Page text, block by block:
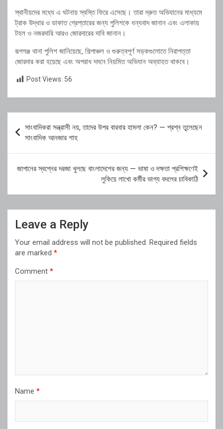
স্থানীয়দের মধ্যে এ ঘটনায় স্বস্তি ফিরে এসেছে। তারা দ্রুত অভিযানের মাধ্যমে
ট্রাক উদ্ধার ও ডাকাত গ্রেপ্তারের জন্য পুলিশকে ধন্যবাদ জানান এবং এলাকায়
টহল ও নজরদারি আরও জোরদারের দাবি জানান।
রূপগঞ্জ থানা পুলিশ জানিয়েছে, শিল্পাঞ্চল ও গুরুত্বপূর্ণ সড়কগুলোতে নিরাপত্তা
জোরদার করা হয়েছে এবং অপরাধ দমনে নিয়মিত অভিযান অব্যাহত থাকবে।
Post Views: 56
navigation
সাংবাদিকরা সন্ত্রাসী নয়, তাদের উপর বারবার হামলা কেন? — প্রশ্ন তুলেছেন
সাংবাদিক আনজার শাহ
জাপানের স্বপ্নের দরজা খুলছে বাংলাদেশের জন্য — ভাষা ও দক্ষতা প্রশিক্ষণেই
লুকিয়ে লাখো কর্মীর ভাগ্য বদলের চাবিকাঠি
Leave a Reply
Your email address will not be published. Required fields
are marked *
Comment *
Name *